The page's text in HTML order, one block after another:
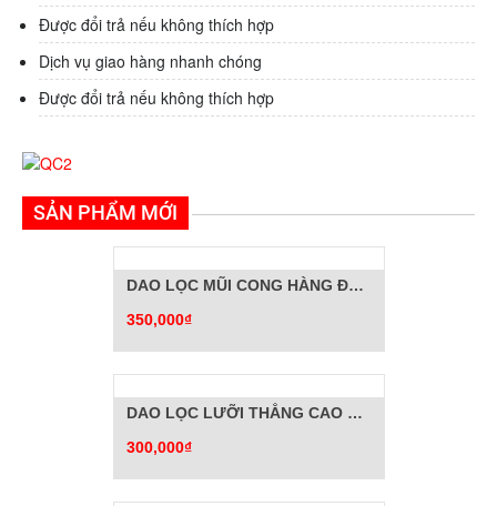
Được đổi trả nếu không thích hợp
Dịch vụ giao hàng nhanh chóng
Được đổi trả nếu không thích hợp
SẢN PHẨM MỚI
DAO LỌC MŨI CONG HÀNG ĐẶC BIỆT
350,000₫
DAO LỌC LƯỠI THẲNG CAO CẤP
300,000₫